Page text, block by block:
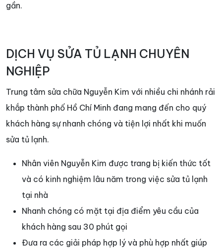
gần.
DỊCH VỤ SỬA TỦ LẠNH CHUYÊN
NGHIỆP
Trung tâm sửa chữa Nguyễn Kim với nhiều chi nhánh rải
khắp thành phố Hồ Chí Minh đang mang đến cho quý
khách hàng sự nhanh chóng và tiện lợi nhất khi muốn
sửa tủ lạnh.
Nhân viên Nguyễn Kim được trang bị kiến thức tốt
và có kinh nghiệm lâu năm trong việc sửa tủ lạnh
tại nhà
Nhanh chóng có mặt tại địa điểm yêu cầu của
khách hàng sau 30 phút gọi
Đưa ra các giải pháp hợp lý và phù hợp nhất giúp